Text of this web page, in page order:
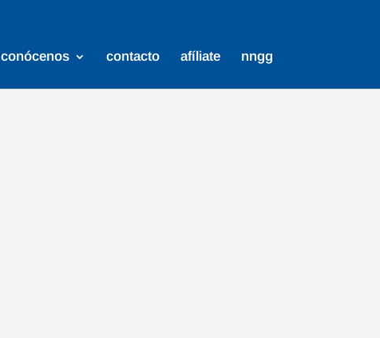
conócenos contacto afíliate nngg